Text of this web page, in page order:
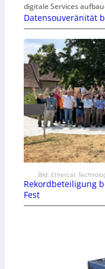
digitale Services
Datensouveränität
Bild: Ethercat
Rekordbeteiligung
Fest